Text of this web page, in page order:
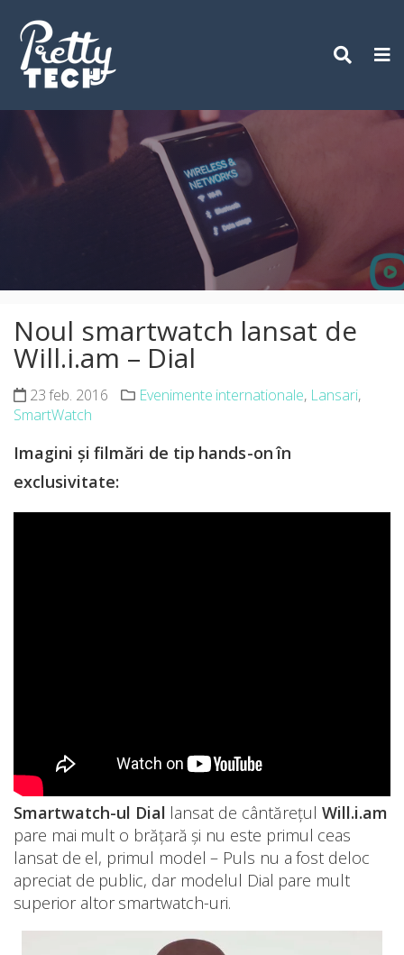
content
Noul smartwatch lansat de
Will.i.am – Dial
23 feb. 2016 Evenimente internationale, Lansari,
SmartWatch
Imagini și filmări de tip hands-on în
exclusivitate:
Smartwatch-ul Dial lansat de cântărețul Will.i.am
pare mai mult o brățară și nu este primul ceas
lansat de el, primul model – Puls nu a fost deloc
apreciat de public, dar modelul Dial pare mult
superior altor smartwatch-uri.